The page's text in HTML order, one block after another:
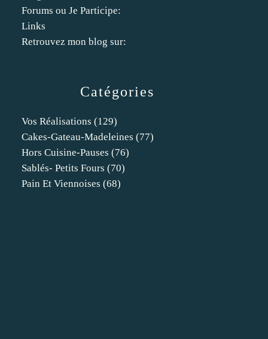
Catégories
Vos Réalisations (129)
Cakes-Gateau-Madeleines (77)
Hors Cuisine-Pauses (76)
Sablés- Petits Fours (70)
Pain Et Viennoises (68)
Forums ou Je Participe:
Links
Retrouvez mon blog sur: